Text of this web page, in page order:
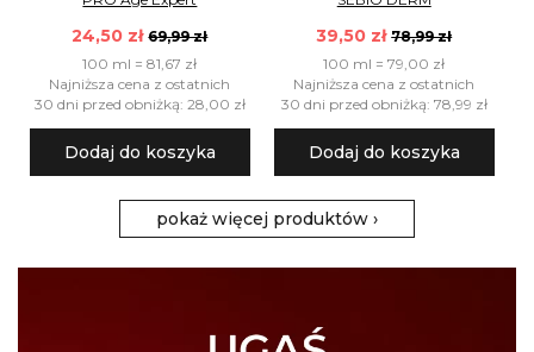
24,50 zł 69,99 zł
100 ml = 81,67 zł
Najniższa cena z ostatnich
30 dni przed obniżką: 28,00 zł
Dodaj do koszyka
39,50 zł 78,99 zł
100 ml = 79,00 zł
Najniższa cena z ostatnich
30 dni przed obniżką: 78,99 zł
Dodaj do koszyka
pokaż więcej produktów ›